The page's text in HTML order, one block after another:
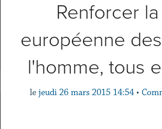
Renforcer
européenne
l'homme, tous
le jeudi 26 mars 2015 14:54 •